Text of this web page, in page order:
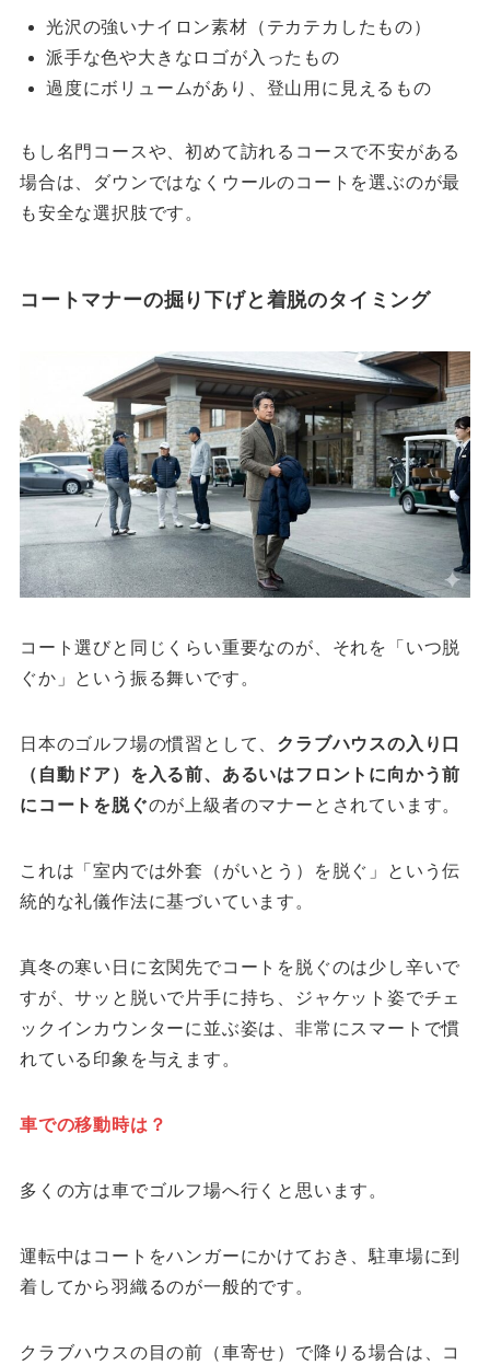
光沢の強いナイロン素材（テカテカしたもの）
派手な色や大きなロゴが入ったもの
過度にボリュームがあり、登山用に見えるもの
もし名門コースや、初めて訪れるコースで不安がある
場合は、ダウンではなくウールのコートを選ぶのが最
も安全な選択肢です。
コートマナーの掘り下げと着脱のタイミング
コート選びと同じくらい重要なのが、それを「いつ脱
ぐか」という振る舞いです。
日本のゴルフ場の慣習として、 クラブハウスの入り口
（自動ドア）を入る前、あるいはフロントに向かう前
にコートを脱ぐのが上級者のマナーとされています。
これは「室内では外套（がいとう）を脱ぐ」という伝
統的な礼儀作法に基づいています。
真冬の寒い日に玄関先でコートを脱ぐのは少し辛いで
すが、サッと脱いで片手に持ち、ジャケット姿でチェ
ックインカウンターに並ぶ姿は、非常にスマートで慣
れている印象を与えます。
車での移動時は？
多くの方は車でゴルフ場へ行くと思います。
運転中はコートをハンガーにかけておき、駐車場に到
着してから羽織るのが一般的です。
クラブハウスの目の前（車寄せ）で降りる場合は、コ